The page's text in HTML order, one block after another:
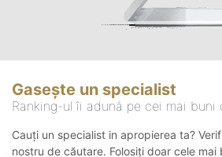
Gasește un specialist
Ranking-ul îi adună pe cei mai buni
Cauți un specialist in apropierea ta?
nostru de căutare. Folosiți doar cele mai